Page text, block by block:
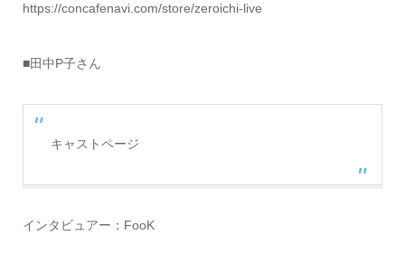
https://concafenavi.com/store/zeroichi-live
■田中P子さん
キャストページ
インタビュアー：FooK